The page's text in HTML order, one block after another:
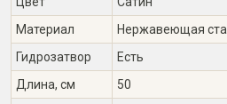
Материал
Нержавеющая
Гидрозатвор
Есть
Длина, см
50